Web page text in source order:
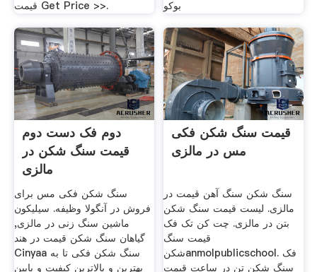
قیمت Get Price >>. بوکو
دوم فک دست دوم
قیمت سنگ شکن در
مالزی
سنگ شکن فکی مس برای
فروش در آنگولا وظیفه. سیلیکون
ماشین سنگ زنی در مالزی,
گیاهان سنگ شکن قیمت در هند
Cinyaa سنگ شکن فکی تا به
بهترین و بالاترین کیفیت و پایین
قیمت سنگ شکن فکی
مس در مالزی
سنگ شکن سنگ آهن قیمت در
مالزی. لیست قیمت سنگ شکن
بتن در مالزی. چت کن تک فک
قیمت سنگ
شکنanmolpublicschool. فک
سنگ شکن تن در ساعت قیمت